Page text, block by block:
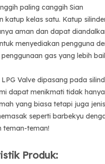
paling canggih Sian
katup kelas satu. Katup
aman dan dapat
menyediakan pengguna
gas yang lebih
LPG Valve dipasang pada
dapat menikmati tidak
yang biasa tetapi juga
seperti barbekyu
teman-teman!
Produk: